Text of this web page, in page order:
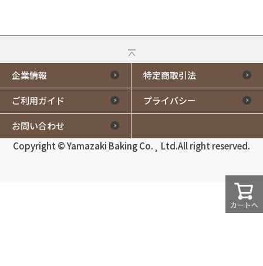
カートへ
企業情報 特定商取引法
ご利用ガイド プライバシー
お問い合わせ
Copyright © Yamazaki Baking Co.¸ Ltd.All right reserved.